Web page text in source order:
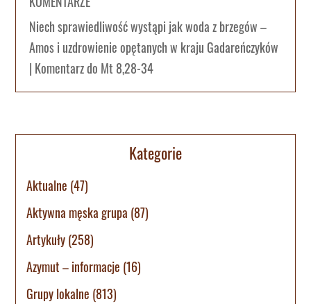
Niech sprawiedliwość wystąpi jak woda z brzegów –
Amos i uzdrowienie opętanych w kraju Gadareńczyków
| Komentarz do Mt 8,28-34
Kategorie
Aktualne (47)
Aktywna męska grupa (87)
Artykuły(258)
Azymut – informacje (16)
Grupy lokalne (813)